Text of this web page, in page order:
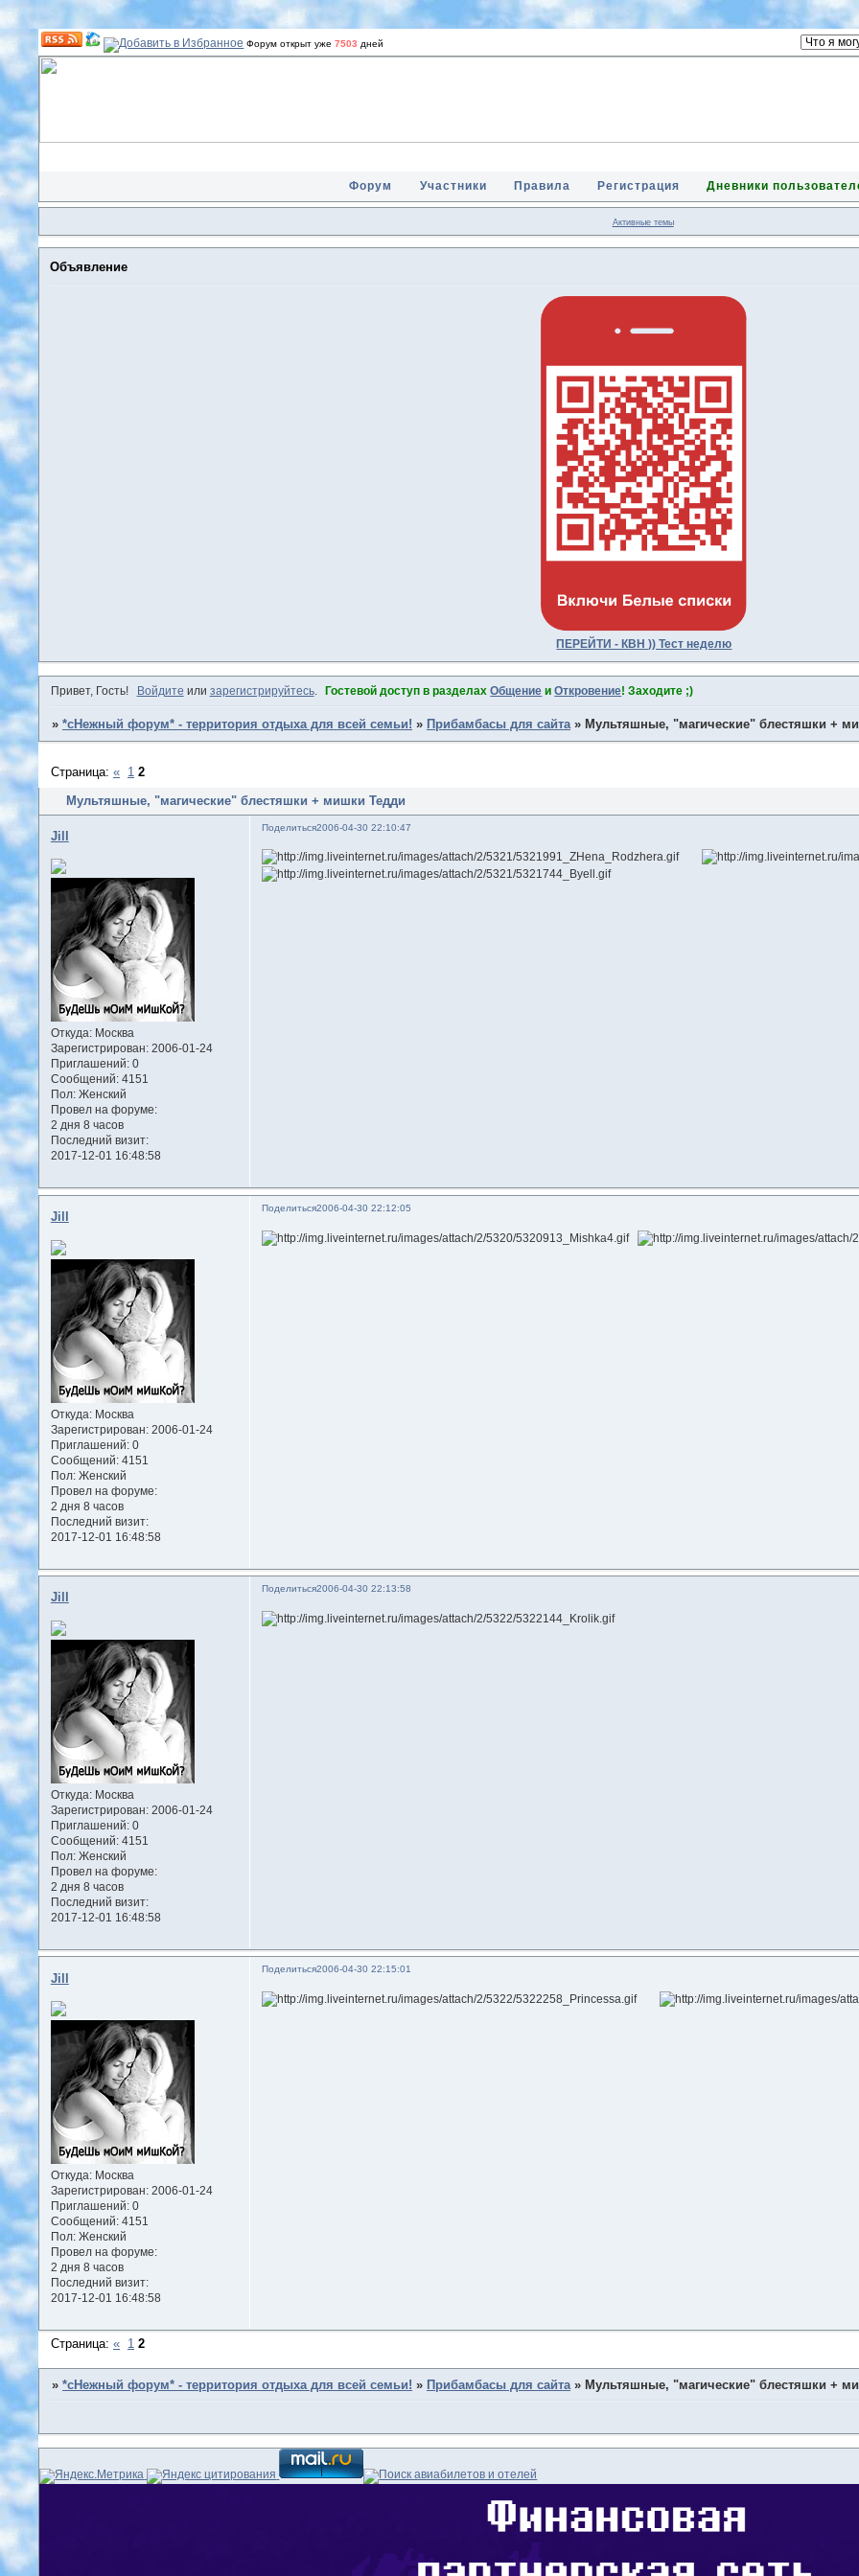
Форум открыт уже7503 дней
Форум Участники Правила Регистрация Дневники
Активные темы
Объявление
ПЕРЕЙТИ - КВН )) Тест неделю
Привет, Гость! Войдите или зарегистрируйтесь. Гостевой доступ в разделахОбщение иОткровение! Заходите ;)
» *сНежный форум* - территория отдыха для всей семьи! » Прибамбасы для сайта » Мультяшные, "магические" блестяшки +
Мультяшные, "магические" блестяшки + мишки Тедди
Страница: « 1 2
Поделиться2006-04-30 22:10:47
Jill
Откуда:Москва
Зарегистрирован: 2006-01-24
Приглашений:0
Сообщений:4151
Пол:Женский
Провел на форуме:
2 дня 8 часов
Последний визит:
2017-12-01 16:48:58
Поделиться2006-04-30 22:12:05
Jill
Откуда:Москва
Зарегистрирован: 2006-01-24
Приглашений:0
Сообщений:4151
Пол:Женский
Провел на форуме:
2 дня 8 часов
Последний визит:
2017-12-01 16:48:58
Поделиться2006-04-30 22:13:58
Jill
Откуда:Москва
Зарегистрирован: 2006-01-24
Приглашений:0
Сообщений:4151
Пол:Женский
Провел на форуме:
2 дня 8 часов
Последний визит:
2017-12-01 16:48:58
Поделиться2006-04-30 22:15:01
Jill
Откуда:Москва
Зарегистрирован: 2006-01-24
Приглашений:0
Сообщений:4151
Пол:Женский
Провел на форуме:
2 дня 8 часов
Последний визит:
2017-12-01 16:48:58
Страница: « 1 2
» *сНежный форум* - территория отдыха для всей семьи! » Прибамбасы для сайта » Мультяшные, "магические" блестяшки +